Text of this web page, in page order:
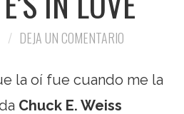
DEJA UN COMENTARIO
la oí fue cuando me la
Chuck E. Weiss